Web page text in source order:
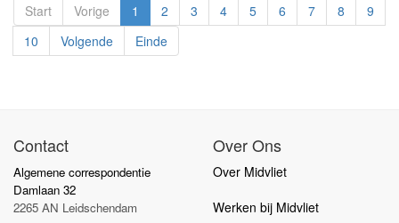
Start Vorige 1 2 3 4 5 6 7 8
9
10
Volgende Einde
Contact
Algemene correspondentie
Damlaan 32
2265 AN Leidschendam
Over Ons
Over Midvliet
Werken bij Midvliet